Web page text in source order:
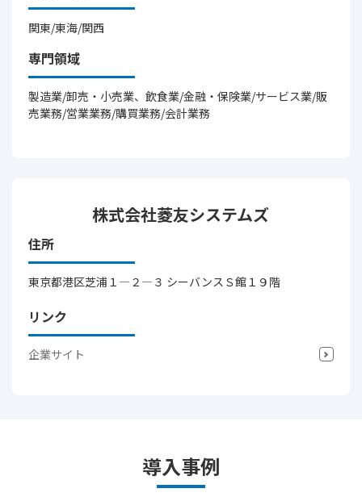
株式会社菱友システムズ
住所
東京都港区芝浦１―２―３ シーバンスＳ館１９階
リンク
企業サイト
関東/東海/関西
専門領域
製造業/卸売・小売業、飲食業/金融・保険業/サービス業/販
売業務/営業業務/購買業務/会計業務
導入事例